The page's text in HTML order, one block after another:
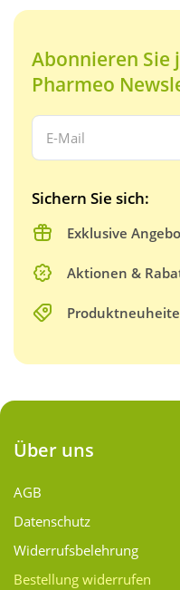
Abonnieren Sie
Pharmeo
Ihre E-Mail Adresse:
Sichern Sie sich:
Exklusive
Aktionen &
Über uns
AGB
Datenschutz
Widerrufsbelehrung
Bestellung widerrufen